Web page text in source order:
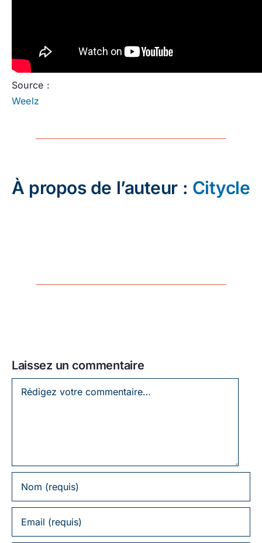
Source :
Weelz
À propos de l’auteur : Citycle
Laissez un commentaire
Laissez